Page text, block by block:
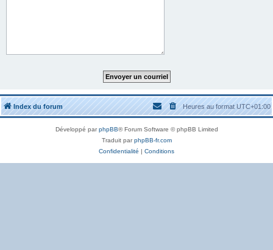
Index du forum Heures au formatUTC+01:00
Développé parphpBB® Forum Software © phpBB Limited
Traduit parphpBB-fr.com
Confidentialité | Conditions